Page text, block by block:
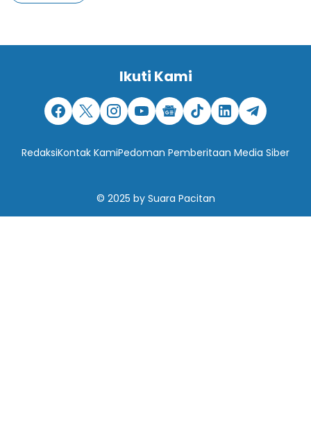
Ikuti Kami
RedaksiKontak KamiPedoman Pemberitaan Media Siber
© 2025 by Suara Pacitan